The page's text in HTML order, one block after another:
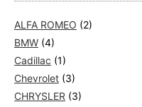
ALFA ROMEO (2)
BMW (4)
Cadillac (1)
Chevrolet (3)
CHRYSLER (3)